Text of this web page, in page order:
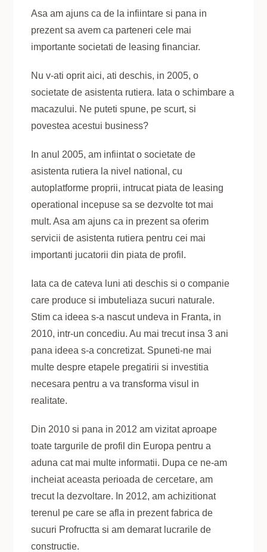
Asa am ajuns ca de la infiintare si pana in
prezent sa avem ca parteneri cele mai
importante societati de leasing financiar.
Nu v-ati oprit aici, ati deschis, in 2005, o
societate de asistenta rutiera. Iata o schimbare a
macazului. Ne puteti spune, pe scurt, si
povestea acestui business?
In anul 2005, am infiintat o societate de
asistenta rutiera la nivel national, cu
autoplatforme proprii, intrucat piata de leasing
operational incepuse sa se dezvolte tot mai
mult. Asa am ajuns ca in prezent sa oferim
servicii de asistenta rutiera pentru cei mai
importanti jucatorii din piata de profil.
Iata ca de cateva luni ati deschis si o companie
care produce si imbuteliaza sucuri naturale.
Stim ca ideea s-a nascut undeva in Franta, in
2010, intr-un concediu. Au mai trecut insa 3 ani
pana ideea s-a concretizat. Spuneti-ne mai
multe despre etapele pregatirii si investitia
necesara pentru a va transforma visul in
realitate.
Din 2010 si pana in 2012 am vizitat aproape
toate targurile de profil din Europa pentru a
aduna cat mai multe informatii. Dupa ce ne-am
incheiat aceasta perioada de cercetare, am
trecut la dezvoltare. In 2012, am achizitionat
terenul pe care se afla in prezent fabrica de
sucuri Profructta si am demarat lucrarile de
constructie.